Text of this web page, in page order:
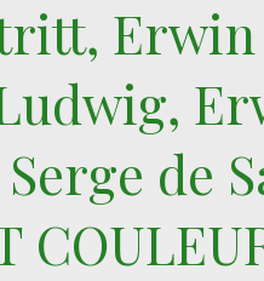
Erwin
de